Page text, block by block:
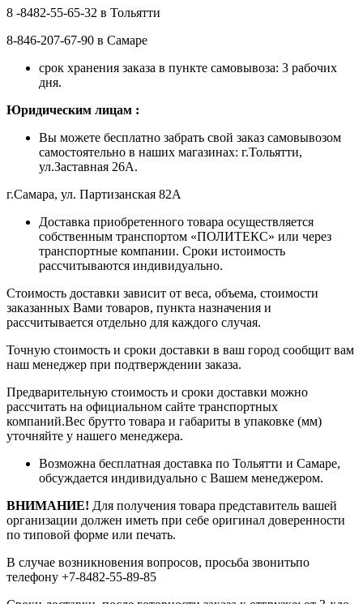
8 -8482-55-65-32 в Тольятти
8-846-207-67-90 в Самаре
срок хранения заказа в пункте самовывоза: 3 рабочих
дня.
Юридическим лицам :
Вы можете бесплатно забрать свой заказ самовывозом
самостоятельно в наших магазинах: г.Тольятти,
ул.Заставная 26А.
г.Самара, ул. Партизанская 82А
Доставка приобретенного товара осуществляется
собственным транспортом «ПОЛИТЕКС» или через
транспортные компании. Сроки истоимость
рассчитываются индивидуально.
Стоимость доставки зависит от веса, объема, стоимости
заказанных Вами товаров, пункта назначения и
рассчитывается отдельно для каждого случая.
Точную стоимость и сроки доставки в ваш город сообщит вам
наш менеджер при подтверждении заказа.
Предварительную стоимость и сроки доставки можно
рассчитать на официальном сайте транспортных
компаний.Вес брутто товара и габариты в упаковке (мм)
уточняйте у нашего менеджера.
Возможна бесплатная доставка по Тольятти и Самаре,
обсуждается индивидуально с Вашем менеджером.
ВНИМАНИЕ! Для получения товара представитель вашей
организации должен иметь при себе оригинал доверенности
по типовой форме или печать.
В случае возникновения вопросов, просьба звонитьпо
телефону +7-8482-55-89-85